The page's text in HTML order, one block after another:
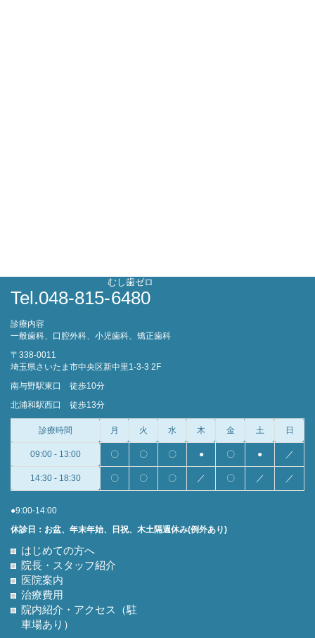
Tel.048-815-6480
むし歯ゼロ
診療内容
一般歯科、口腔外科、小児歯科、矯正歯科
〒338-0011
埼玉県さいたま市中央区新中里1-3-3 2F
南与野駅東口 徒歩10分
北浦和駅西口 徒歩13分
診療時間 月 火 水 木 金 土 日
09:00 - 13:00 〇 〇 〇 ● 〇 ● ／
14:30 - 18:30 〇 〇 〇 ／ 〇 ／ ／
●9:00-14:00
休診日：お盆、年末年始、日祝、木土隔週休み(例外あり)
はじめての方へ
院長・スタッフ紹介
医院案内
治療費用
院内紹介・アクセス（駐
車場あり）